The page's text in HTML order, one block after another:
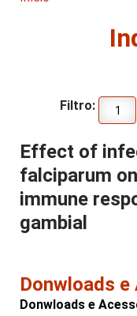
Filtro:
Effect of
falciparum
immune
gambial
Donwloads e
Donwloads e